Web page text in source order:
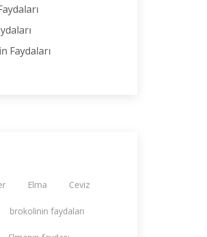
Faydaları
Elma Ceviz
brokolinin faydaları